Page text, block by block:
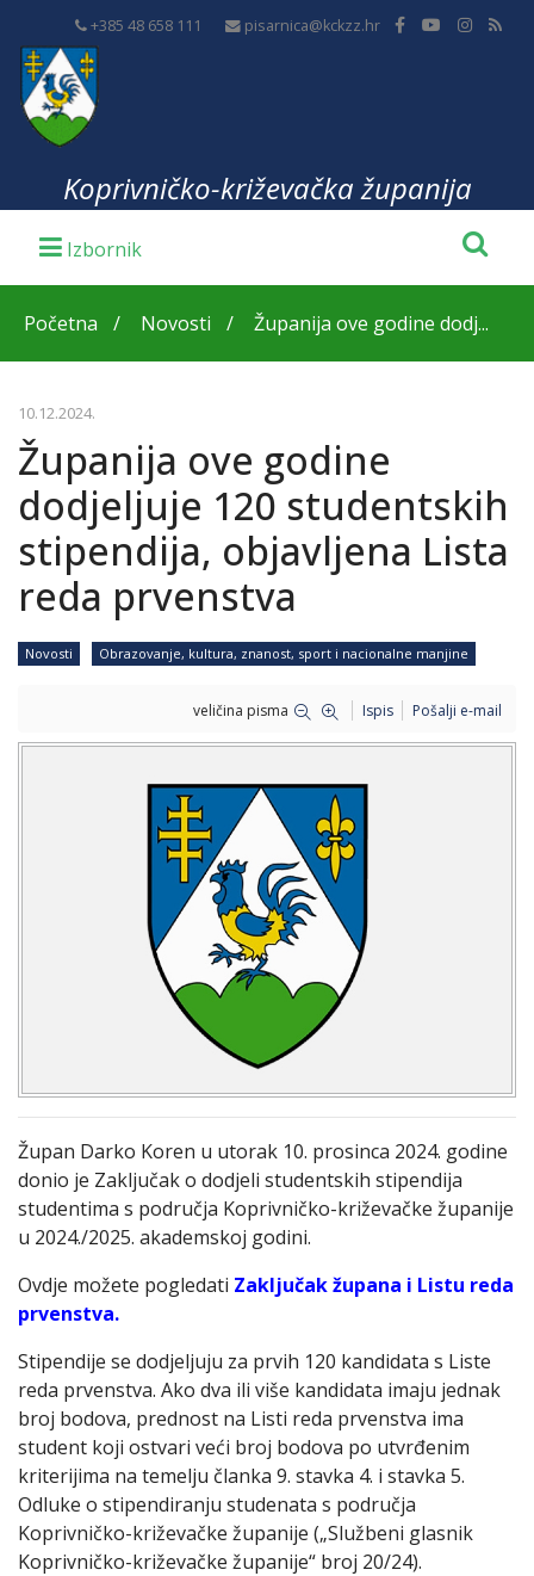
+385 48 658 111 pisarnica@kckzz.hr
Koprivničko-križevačka županija
Početna Novosti Županija ove godine dodj...
10.12.2024.
Županija ove godine
dodjeljuje 120 studentskih
stipendija, objavljena Lista
reda prvenstva
Novosti Obrazovanje, kultura, znanost, sport i nacionalne manjine
veličina pisma Ispis Pošalji e-mail
Župan Darko Koren u utorak 10. prosinca 2024. godine
donio je Zaključak o dodjeli studentskih stipendija
studentima s područja Koprivničko-križevačke županije
u 2024./2025. akademskoj godini.
Ovdje možete pogledati Zaključak župana i Listu reda
prvenstva.
Stipendije se dodjeljuju za prvih 120 kandidata s Liste
reda prvenstva. Ako dva ili više kandidata imaju jednak
broj bodova, prednost na Listi reda prvenstva ima
student koji ostvari veći broj bodova po utvrđenim
kriterijima na temelju članka 9. stavka 4. i stavka 5.
Odluke o stipendiranju studenata s područja
Koprivničko-križevačke županije („Službeni glasnik
Koprivničko-križevačke županije“ broj 20/24).